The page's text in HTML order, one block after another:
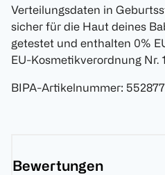
Verteilungsdaten in
sicher für die Haut deines
getestet und enthalten 0%
EU-Kosmetikverordnung Nr.
BIPA-Artikelnummer: 552877
Bewertungen